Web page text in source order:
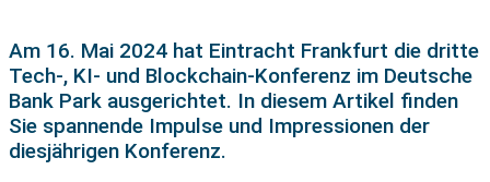
Am 16. Mai 2024 hat Eintracht Frankfurt die dritte
Tech-, KI- und Blockchain-Konferenz im Deutsche
Bank Park ausgerichtet. In diesem Artikel finden
Sie spannende Impulse und Impressionen der
diesjährigen Konferenz.